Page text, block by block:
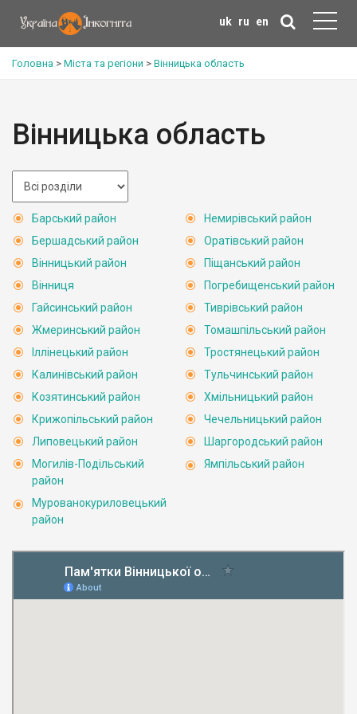
uk ru en
Головна > Міста та регіони > Вінницька область
Вінницька область
Барський район
Бершадський район
Вінницький район
Вінниця
Гайсинський район
Жмеринський район
Іллінецький район
Калинівський район
Козятинський район
Крижопільський район
Липовецький район
Могилів-Подільський
район
Мурованокуриловецький
район
Немирівський район
Оратівський район
Піщанський район
Погребищенський район
Тиврівський район
Томашпільський район
Тростянецький район
Тульчинський район
Хмільницький район
Чечельницький район
Шаргородський район
Ямпільський район